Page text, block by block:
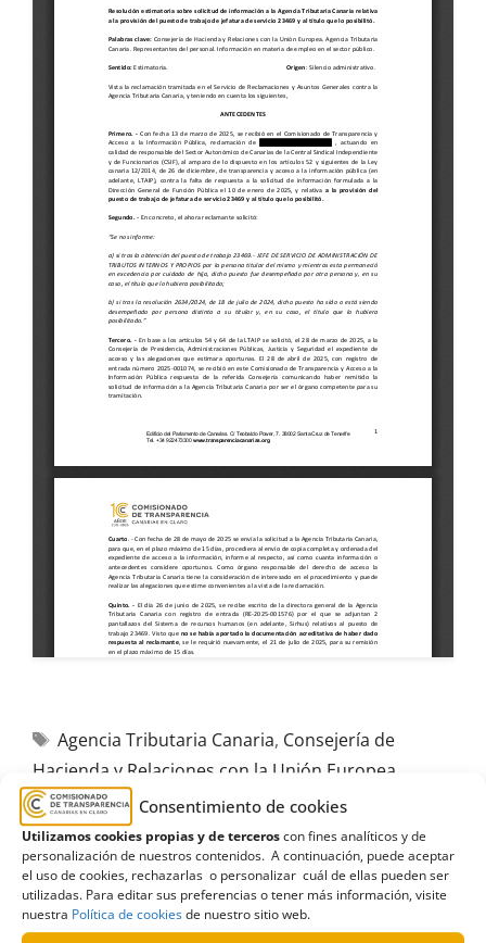
Consentimiento de cookies
Utilizamos cookies propias y de terceroscon fines analíticos y de
personalización de nuestros contenidos. A continuación, puede aceptar
el uso de cookies, rechazarlas o personalizar cuál de ellas pueden ser
utilizadas. Para editar sus preferencias o tener más información, visite
nuestra Política de cookiesde nuestro sitio web.
Agencia Tributaria Canaria, Consejería de
Hacienda y Relaciones con la Unión Europea.
Información en materia de empleo en el sector
público,Representantes del personal